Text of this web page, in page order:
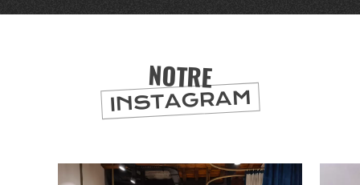
NOTRE
INSTAGRAM